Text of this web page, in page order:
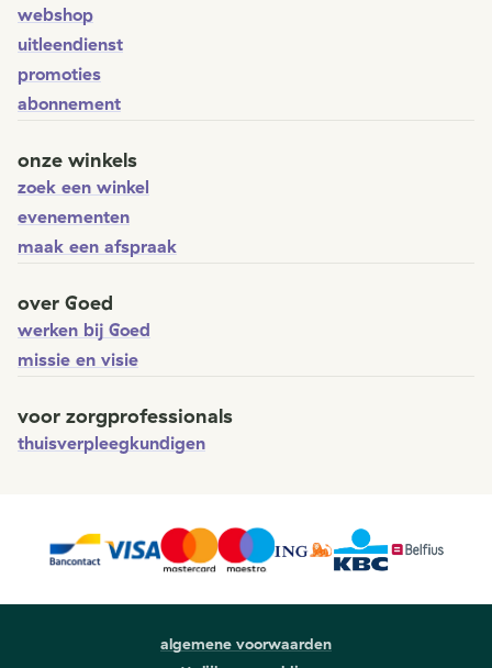
webshop
uitleendienst
promoties
abonnement
onze winkels
zoek een winkel
evenementen
maak een afspraak
over Goed
werken bij Goed
missie en visie
voor zorgprofessionals
thuisverpleegkundigen
algemene voorwaarden